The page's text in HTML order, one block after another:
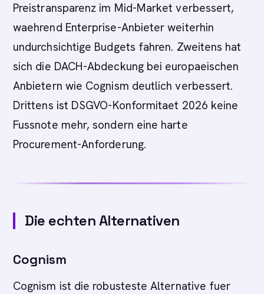
Preistransparenz im Mid-Market verbessert,
waehrend Enterprise-Anbieter weiterhin
undurchsichtige Budgets fahren. Zweitens hat
sich die DACH-Abdeckung bei europaeischen
Anbietern wie Cognism deutlich verbessert.
Drittens ist DSGVO-Konformitaet 2026 keine
Fussnote mehr, sondern eine harte
Procurement-Anforderung.
Die echten Alternativen
Cognism
Cognism ist die robusteste Alternative fuer